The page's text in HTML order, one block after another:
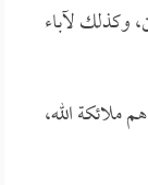
وكذلك لآباء
الله،